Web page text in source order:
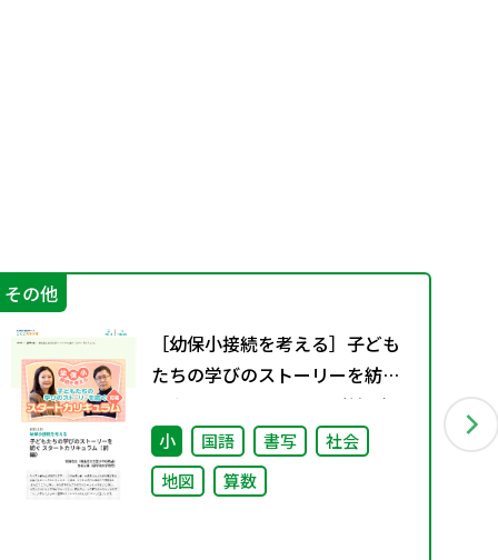
その他
［幼保小接続を考える］子ども
たちの学びのストーリーを紡ぐ
スタートカリキュラム（前編）
小 国語 書写
社会
地図
算数